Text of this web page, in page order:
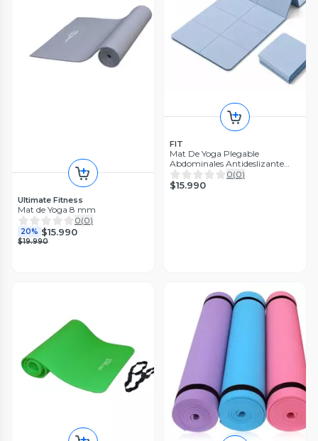
Ultimate Fitness
Mat de Yoga 8 mm
0(0)
20% $15.990
$19.990
FIT
Mat De Yoga Plegable
Abdominales Antideslizante
183x60x0.5 Azul
0(0)
$15.990